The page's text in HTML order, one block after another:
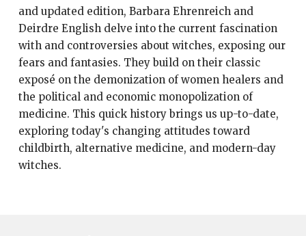
and updated edition, Barbara Ehrenreich and
Deirdre English delve into the current fascination
with and controversies about witches, exposing our
fears and fantasies. They build on their classic
exposé on the demonization of women healers and
the political and economic monopolization of
medicine. This quick history brings us up-to-date,
exploring today's changing attitudes toward
childbirth, alternative medicine, and modern-day
witches.